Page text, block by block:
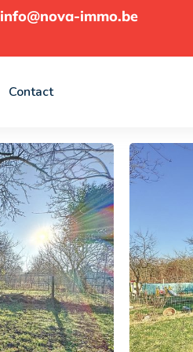
info@nova-immo.be
Contact